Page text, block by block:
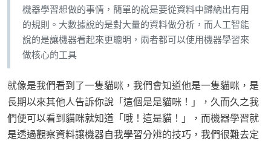
機器學習想做的事情，簡單的說是要從資料中歸納出有用
的規則。大數據說的是對大量的資料做分析，而人工智能
說的是讓機器看起來更聰明，兩者都可以使用機器學習來
做核心的工具
就像是我們看到了一隻貓咪，我們會知道他是一隻貓咪，是
長期以來其他人告訴你說「這個是是貓咪！」，久而久之我
們便可以看到貓咪就知道「哦！這是貓！」，而機器學習就
是透過觀察資料讓機器自我學習分辨的技巧，我們很難去定